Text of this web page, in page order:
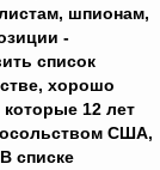
шпионам,
-
список
хорошо
12 лет
США,
списке